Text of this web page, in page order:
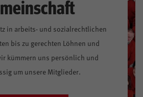
in arbeits- und sozialrechtlichen
bis zu gerechten Löhnen und
kümmern uns persönlich und
um unsere Mitglieder.